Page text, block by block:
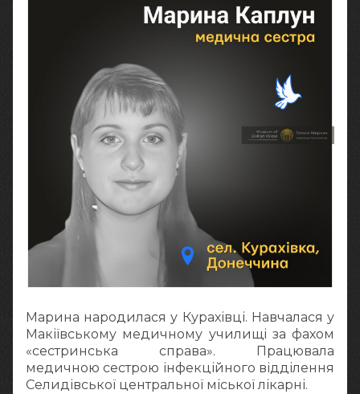
Марина народилася у Курахівці. Навчалася у
Макіївському медичному училищі за фахом
«сестринська справа». Працювала
медичною сестрою інфекційного відділення
Селидівської центральної міської лікарні.